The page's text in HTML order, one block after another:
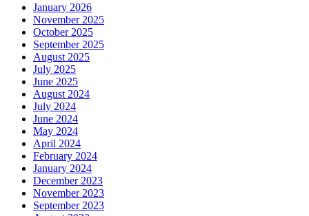
January 2026
November 2025
October 2025
September 2025
August 2025
July 2025
June 2025
August 2024
July 2024
June 2024
May 2024
April 2024
February 2024
January 2024
December 2023
November 2023
September 2023